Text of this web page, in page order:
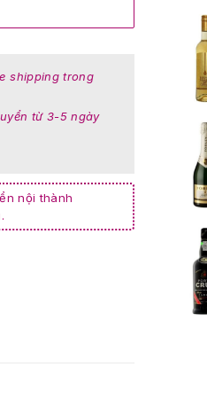
shipping trong
từ 3-5 ngày
nội thành